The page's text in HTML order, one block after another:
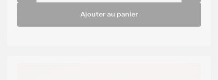
Ajouter au panier